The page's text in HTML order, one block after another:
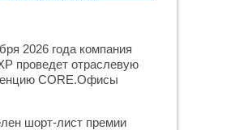
2026 года компания
проведет отраслевую
CORE.Офисы
шорт-лист премии